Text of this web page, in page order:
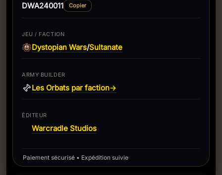
DWA240011 Copier
JEU / FACTION
Dystopian Wars/Sultanate
ARMY BUILDER
Les Orbats par faction→
ÉDITEUR
Warcradle Studios
Paiement sécurisé • Expédition suivie